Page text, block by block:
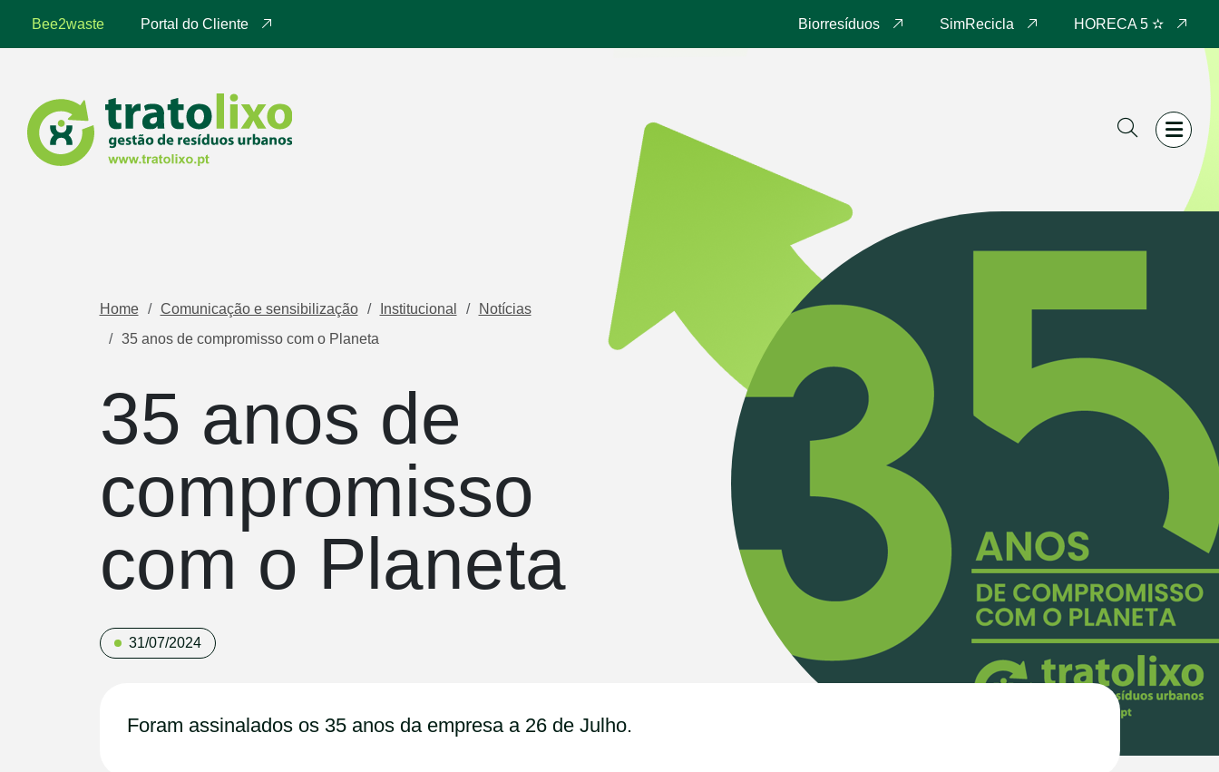
Bee2waste Portal do Cliente Biorresíduos SimRecicla HORECA 5 ✫
Home Comunicação e sensibilização Institucional
Notícias
35 anos de compromisso com o Planeta
35 anos de
compromisso
com o Planeta
31/07/2024
Foram assinalados os 35 anos da empresa a 26 de Julho.